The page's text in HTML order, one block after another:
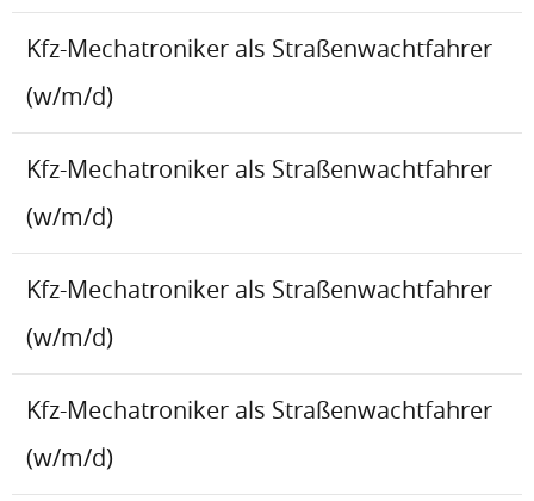
Kfz-Mechatroniker als Straßenwachtfahrer
(w/m/d)
Kfz-Mechatroniker als Straßenwachtfahrer
(w/m/d)
Kfz-Mechatroniker als Straßenwachtfahrer
(w/m/d)
Kfz-Mechatroniker als Straßenwachtfahrer
(w/m/d)